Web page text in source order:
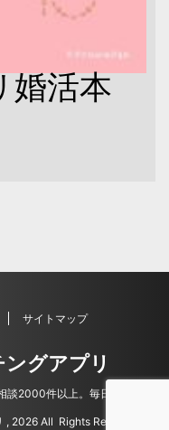
婚活本
サイトマップ
グアプリ
談2000件以上。毎日更新。
2026 All Rights Reserved.